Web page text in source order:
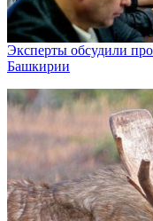
Эксперты обсудили
Башкирии